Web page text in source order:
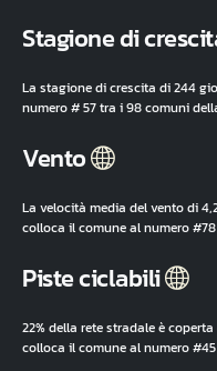
Stagione di
La stagione di crescita di 244
numero # 57 tra i 98 comuni
Vento
La velocità media del vento di
colloca il comune al numero
Piste ciclabili
22% della rete stradale è
colloca il comune al numero